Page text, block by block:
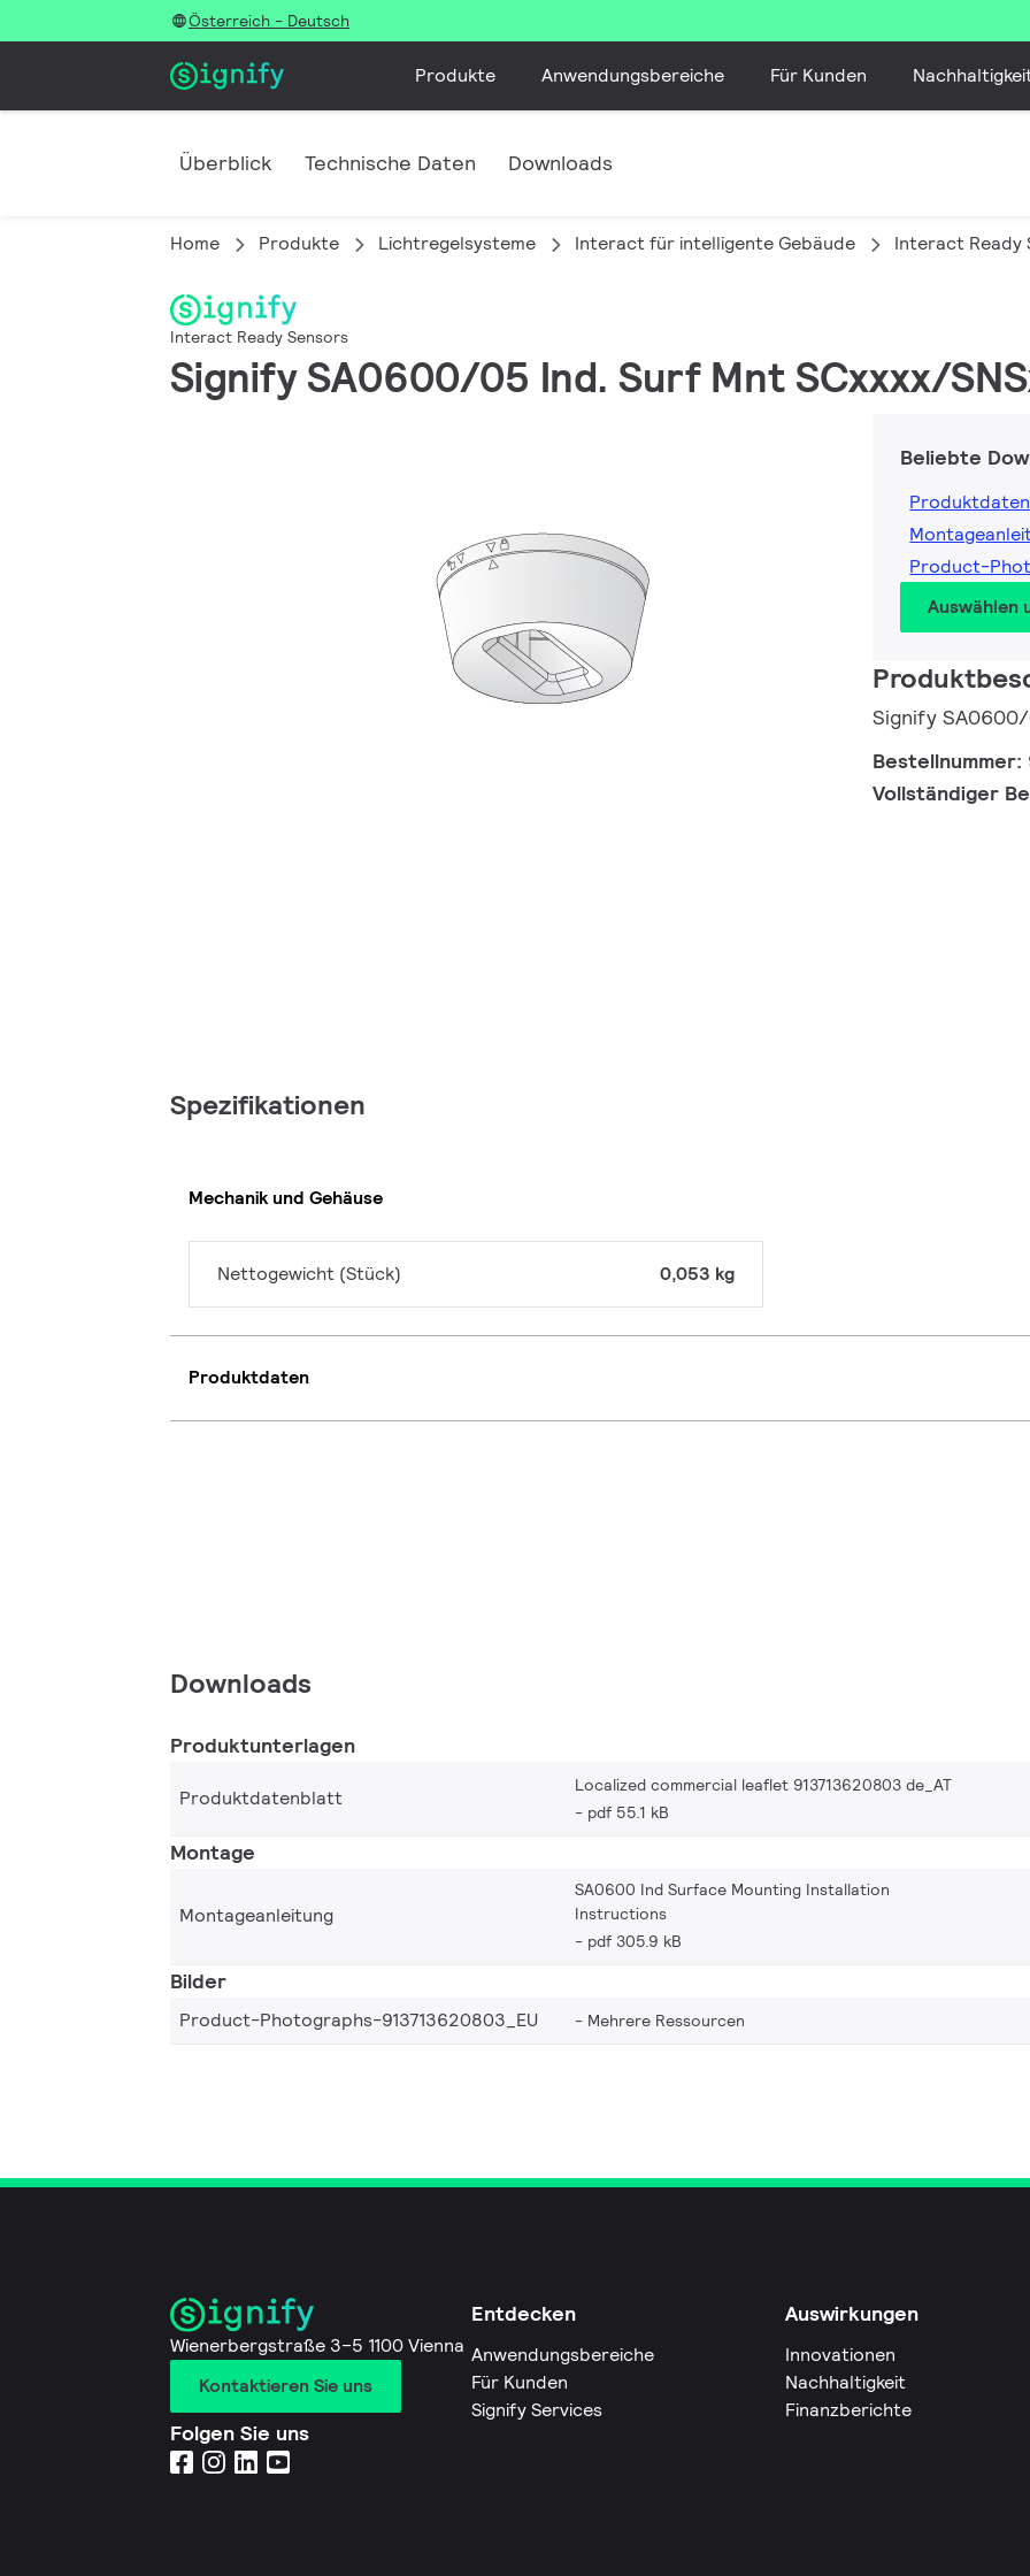
Österreich - Deutsch
Produkte Anwendungsbereiche Für Kunden
Überblick Technische Daten Downloads
Home Produkte Lichtregelsysteme Interact für intelligente Gebäude Interact Ready
Interact Ready Sensors
Signify SA0600/05 Ind. Surf Mnt SCxxxx/
Beliebte
Product-
Auswählen
Signify
Bestellnummer:
Vollständiger
Spezifikationen
Mechanik und Gehäuse
Nettogewicht (Stück) 0,053 kg
Produktdaten
Downloads
Produktunterlagen
Produktdatenblatt
Localized commercial leaflet 913713620803 de_AT
pdf 55.1 kB
Montage
Montageanleitung
SA0600 Ind Surface Mounting Installation
Instructions
pdf 305.9 kB
Bilder
Product-Photographs-913713620803_EU Mehrere Ressourcen
Wienerbergstraße 3–5 1100 Vienna
Kontaktieren Sie uns
Folgen Sie uns
Entdecken
Anwendungsbereiche
Für Kunden
Signify Services
Auswirkungen
Innovationen
Nachhaltigkeit
Finanzberichte